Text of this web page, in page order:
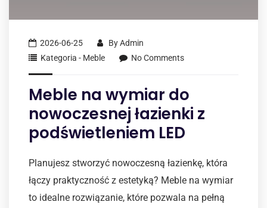
2026-06-25 ByAdmin
Kategoria - Meble
No Comments
Meble na wymiar do
nowoczesnej łazienki z
podświetleniem LED
Planujesz stworzyć nowoczesną łazienkę, która
łączy praktyczność z estetyką? Meble na wymiar
to idealne rozwiązanie, które pozwala na pełną